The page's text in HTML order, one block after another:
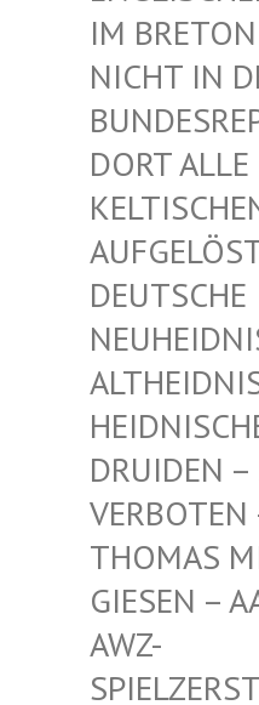
M
ICHT IN
ORT ALLE K
ELTISCHEN
UFGELÖST
EUTSCHE N
EIDNISCHE
RUIDEN –
ERBOTEN –
HOMAS
IESEN –
WZ-S